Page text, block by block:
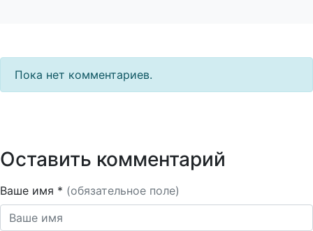
Пока нет комментариев.
Оставить комментарий
Ваше имя * (обязательное поле)